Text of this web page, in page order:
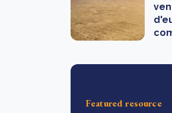
Featured resource